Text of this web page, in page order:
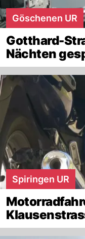
Göschenen UR
Gotthard-
Nächten
Spiringen UR